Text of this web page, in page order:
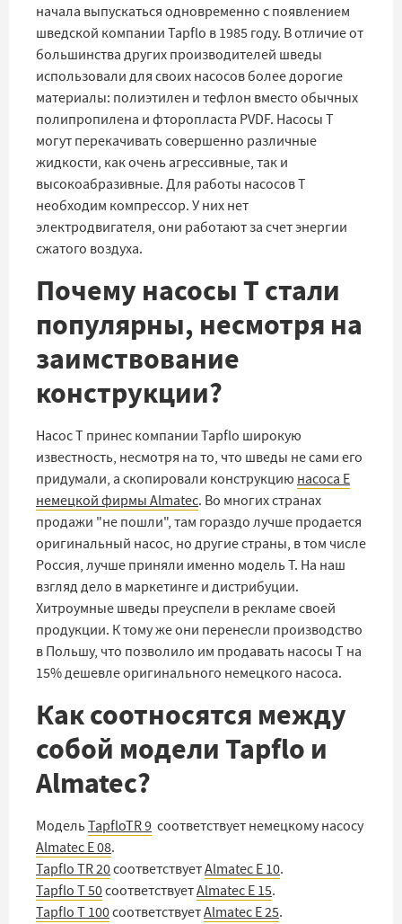
начала выпускаться одновременно с появлением
шведской компании Tapflo в 1985 году. В отличие от
большинства других производителей шведы
использовали для своих насосов более дорогие
материалы: полиэтилен и тефлон вместо обычных
полипропилена и фторопласта PVDF. Насосы T
могут перекачивать совершенно различные
жидкости, как очень агрессивные, так и
высокоабразивные. Для работы насосов T
необходим компрессор. У них нет
электродвигателя, они работают за счет энергии
сжатого воздуха.
Почему насосы T стали
популярны, несмотря на
заимствование
конструкции?
Насос T принес компании Tapflo широкую
известность, несмотря на то, что шведы не сами его
придумали, а скопировали конструкцию насоса E
немецкой фирмы Almatec. Во многих странах
продажи "не пошли", там гораздо лучше продается
оригинальный насос, но другие страны, в том числе
Россия, лучше приняли именно модель T. На наш
взгляд дело в маркетинге и дистрибуции.
Хитроумные шведы преуспели в рекламе своей
продукции. К тому же они перенесли производство
в Польшу, что позволило им продавать насосы T на
15% дешевле оригинального немецкого насоса.
Как соотносятся между
собой модели Tapflo и
Almatec?
МодельTapfloTR 9 соответствует немецкому насосу
Almatec E 08.
Tapflo TR 20соответствуетAlmatec E 10.
Tapflo T 50соответствуетAlmatec E 15.
Tapflo T 100соответствуетAlmatec E 25.